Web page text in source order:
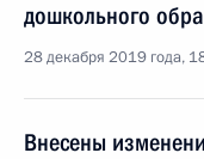
дошкольного
28 декабря 2019 года,
Внесены